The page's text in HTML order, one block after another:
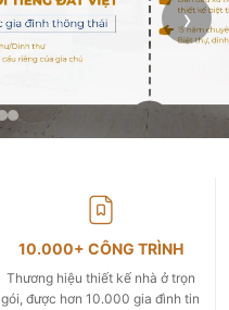
›
10.000+ CÔNG TRÌNH
Thương hiệu thiết kế nhà ở trọn
gói, được hơn 10.000 gia đình tin